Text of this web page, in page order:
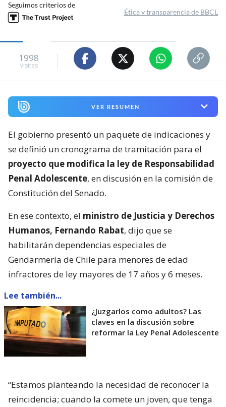
Seguimos criterios de
Ética y transparencia de BBCL
1998
visitas
VER RESUMEN
El gobierno presentó un paquete de indicaciones y
se definió un cronograma de tramitación para el
proyecto que modifica la ley de Responsabilidad
Penal Adolescente, en discusión en la comisión de
Constitución del Senado.
En ese contexto, el ministro de Justicia y Derechos
Humanos, Fernando Rabat, dijo que se
habilitarán dependencias especiales de
Gendarmería de Chile para menores de edad
infractores de ley mayores de 17 años y 6 meses.
Lee también...
¿Juzgarlos como adultos? Las
claves en la discusión sobre
reformar la Ley Penal Adolescente
“Estamos planteando la necesidad de reconocer la
reincidencia; cuando la comete un joven, que tenga